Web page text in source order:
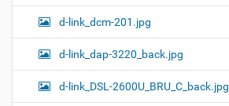
d-link_dcm-201.jpg
d-link_dap-3220_back.jpg
d-link_DSL-2600U_BRU_C_back.jpg